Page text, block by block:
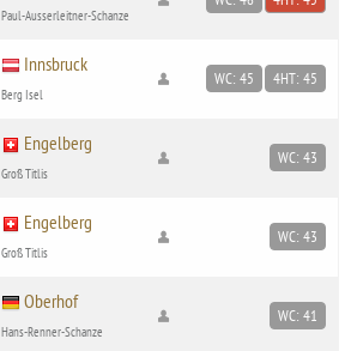
Paul-Ausserleitner-Schanze
Innsbruck
Berg Isel
WC: 45 4HT: 45
Engelberg
Groß Titlis
WC: 43
Engelberg
Groß Titlis
WC: 43
Oberhof
Hans-Renner-Schanze
WC: 41